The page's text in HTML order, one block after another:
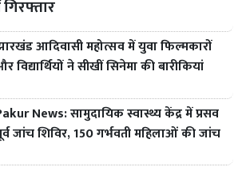
आदिवासी महोत्सव में युवा फिल्मकारों
विद्यार्थियों ने सीखीं सिनेमा की बारीकियां
News: सामुदायिक स्वास्थ्य केंद्र में प्रसव
जांच शिविर, 150 गर्भवती महिलाओं की जांच